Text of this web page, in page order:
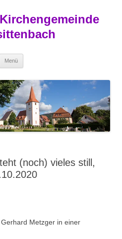
Menü
(noch) vieles still,
Metzger in einer